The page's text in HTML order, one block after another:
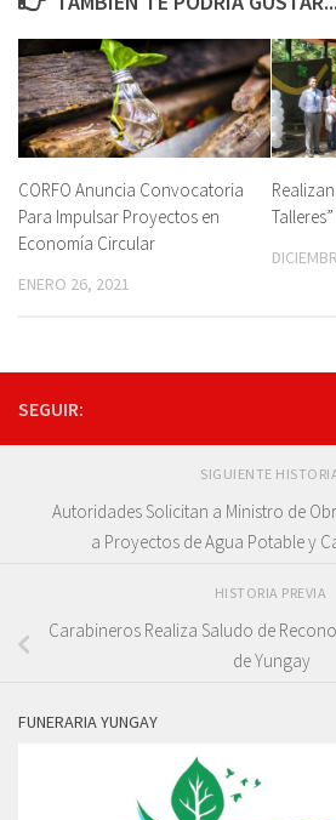
CORFO Anuncia Convocatoria
Para Impulsar Proyectos en
Economía Circular
ENERO 26, 2021
SEGUIR:
SIGUIENTE
Autoridades Solicitan a Ministro de
a Proyectos de Agua Potable y
HISTORIA PREVIA
Carabineros Realiza Saludo de
de Yungay
FUNERARIA YUNGAY